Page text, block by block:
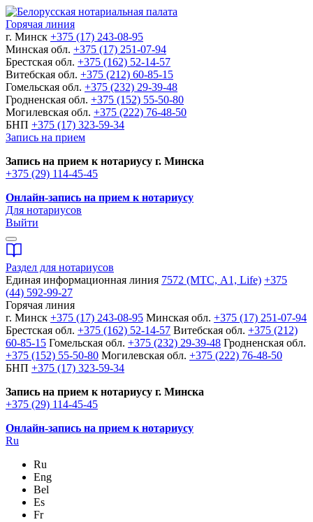
Горячая линия
г. Минск +375 (17) 243-08-95
Минская обл. +375 (17) 251-07-94
Брестская обл. +375 (162) 52-14-57
Витебская обл. +375 (212) 60-85-15
Гомельская обл. +375 (232) 29-39-48
Гродненская обл. +375 (152) 55-50-80
Могилевская обл. +375 (222) 76-48-50
БНП +375 (17) 323-59-34
Запись на прием
Запись на прием к нотариусу г. Минска
+375 (29) 114-45-45
Онлайн-запись на прием к нотариусу
Для нотариусов
Выйти
Раздел для нотариусов
Единая информационная линия 7572 (МТС, A1, Life) +375
(44) 592-99-27
Горячая линия
г. Минск +375 (17) 243-08-95 Минская обл. +375 (17) 251-07-94
Брестская обл. +375 (162) 52-14-57 Витебская обл. +375 (212)
60-85-15 Гомельская обл. +375 (232) 29-39-48 Гродненская обл.
+375 (152) 55-50-80 Могилевская обл. +375 (222) 76-48-50
БНП +375 (17) 323-59-34
Запись на прием к нотариусу г. Минска
+375 (29) 114-45-45
Онлайн-запись на прием к нотариусу
Ru
Ru
Eng
Bel
Es
Fr